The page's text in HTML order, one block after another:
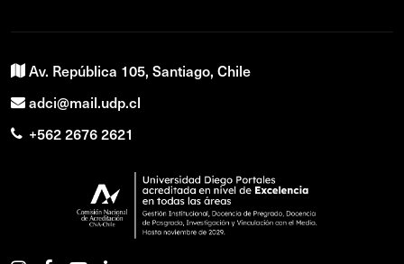
Av. República 105, Santiago, Chile
adci@mail.udp.cl
+562 2676 2621